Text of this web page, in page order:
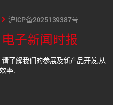
沪ICP备2025139387号
电子新闻时报
请了解我们的参展及新产品开发,从
率.